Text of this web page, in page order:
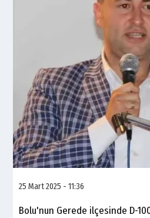
25 Mart 2025 - 11:36
Bolu'nun Gerede ilçesinde D-